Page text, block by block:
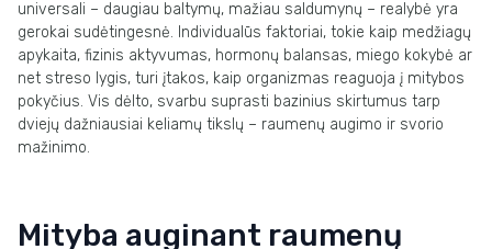
universali – daugiau baltymų, mažiau saldumynų – realybė yra
gerokai sudėtingesnė. Individualūs faktoriai, tokie kaip medžiagų
apykaita, fizinis aktyvumas, hormonų balansas, miego kokybė ar
net streso lygis, turi įtakos, kaip organizmas reaguoja į mitybos
pokyčius. Vis dėlto, svarbu suprasti bazinius skirtumus tarp
dviejų dažniausiai keliamų tikslų – raumenų augimo ir svorio
mažinimo.
Mityba auginant raumenų